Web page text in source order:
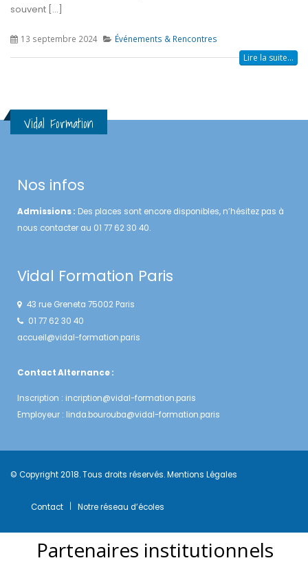
souvent [...]
13 septembre 2024 Événements & Rencontres
Lire la suite...
Vidal Formation
Nos infos
Admissions : Des places sont encore disponibles, n’hésitez pas à
nous contacter au 01 77 62 30 40.
Vidal Formation Paris
43 rue Greneta 75002 Paris
01 77 62 30 40
accueil@vidal-formation.paris
Contact Alternance :
Inscription : incription@vidal-formation.paris
Employeur : linda.bourouba@vidal-formation.paris
© Copyright 2018. Tous droits réservés.Mentions Légales
Contact Notre réseau d’écoles
Partenaires institutionnels